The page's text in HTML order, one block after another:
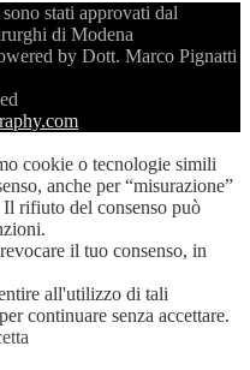
stati approvati dal
di Modena
by Dott. Marco Pignatti
cookie o tecnologie simili
anche per “misurazione”
rifiuto del consenso può
il tuo consenso, in
all'utilizzo di tali
continuare senza accettare.